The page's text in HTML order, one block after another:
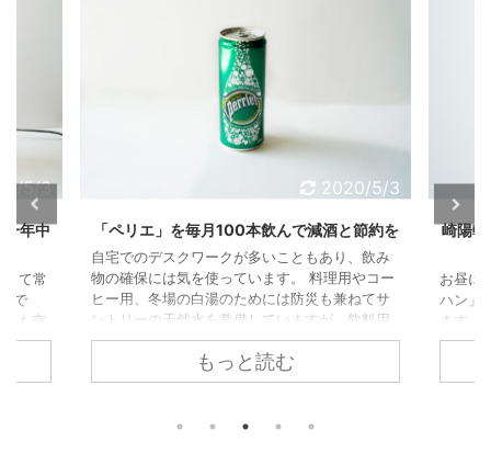
5/3
一年中
て常
で
も空
。 部
清浄
2020/5/3
「ペリエ」を毎月100本飲んで減酒と節約を
自宅でのデスクワークが多いこともあり、飲み
物の確保には気を使っています。 料理用やコー
ヒー用、冬場の白湯のためには防災も兼ねてサ
ントリーの天然水を常備していますが、飲料用
としては「ペリエ」の330ml缶を愛飲していま
す。 なんでもペリエは炭酸を後から添加したわ
けではない“天然の発泡水”だそうですが、単純
ころが気に入っています。 缶で買って、缶のま
もっと読む
崎陽
お昼に
ハン」
ます
はさす
70